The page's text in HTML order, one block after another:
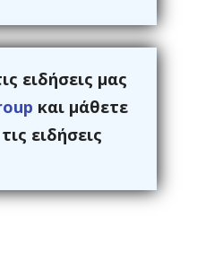
ειδήσεις μας
και μάθετε
ειδήσεις